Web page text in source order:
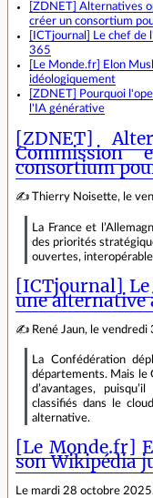
[ZDNET] Alternatives
créer un consortium
[ICTjournal] Le chef
365
[Le Monde.fr] Elon
idéologiquement
[ZDNET] Pourquoi
l'IA générative
[ZDNET]
Commission
consortium
✍ Thierry Noisette, le
La France et
des priorités
ouvertes,
[ICTjournal]
une alternative
✍ René Jaun, le vendredi
La Confédération
départements. Mais le
d’avantages,
classifiés dans le
alternative.
[Le Monde.fr]
son Wikipédia
Le mardi 28 octobre 2025.